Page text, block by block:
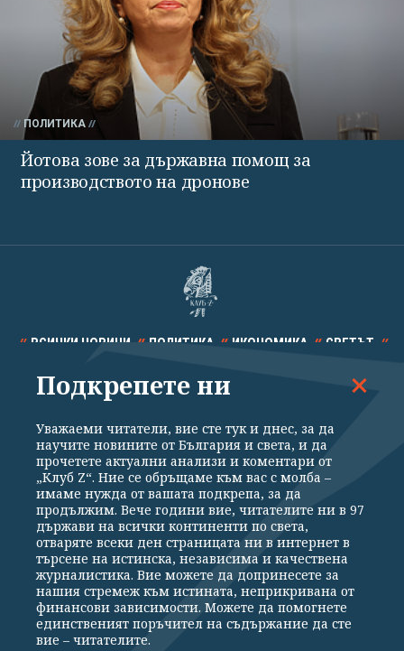
ПОЛИТИКА
Йотова зове за държавна помощ за
производството на дронове
ВСИЧКИ НОВИНИ ПОЛИТИКА ИКОНОМИКА СВЕТЪТ
СПОРТ КУЛТУРА ТЕХНОЛОГИИ КАЛЕЙДОСКОП
Общи условия
Политика за поверителност
Реклама
Партньори Контакти
За Клуб Z
Екип
Подкрепете ни
Издател на www.clubz.bg е „Клуб Зебра Медия“ ЕООД, София, ул. "Алеко
Константинов" 3. Всички права запазени 2026 „Клуб Зебра Медия“
Подкрепете ни
Уважаеми читатели, вие сте тук и днес, за да
научите новините от България и света, и да
прочетете актуални анализи и коментари от
„Клуб Z“. Ние се обръщаме към вас с молба –
имаме нужда от вашата подкрепа, за да
продължим. Вече години вие, читателите ни в 97
държави на всички континенти по света,
отваряте всеки ден страницата ни в интернет в
търсене на истинска, независима и качествена
журналистика. Вие можете да допринесете за
нашия стремеж към истината, неприкривана от
финансови зависимости. Можете да помогнете
единственият поръчител на съдържание да сте
вие – читателите.